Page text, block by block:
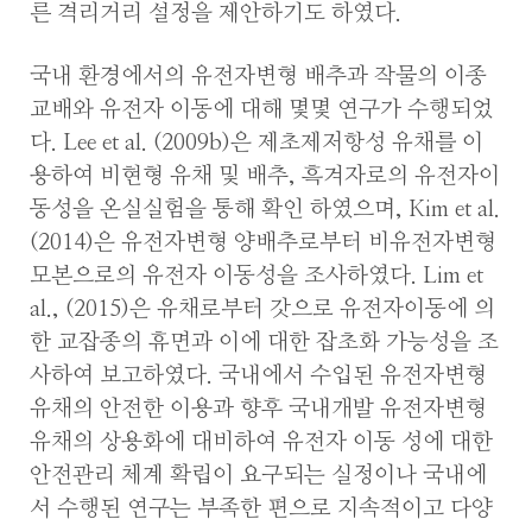
른 격리거리 설정을 제안하기도 하였다.
국내 환경에서의 유전자변형 배추과 작물의 이종
교배와 유전자 이동에 대해 몇몇 연구가 수행되었
다. Lee et al. (2009b)은 제초제저항성 유채를 이
용하여 비현형 유채 및 배추, 흑겨자로의 유전자이
동성을 온실실험을 통해 확인 하였으며, Kim et al.
(2014)은 유전자변형 양배추로부터 비유전자변형
모본으로의 유전자 이동성을 조사하였다. Lim et
al., (2015)은 유채로부터 갓으로 유전자이동에 의
한 교잡종의 휴면과 이에 대한 잡초화 가능성을 조
사하여 보고하였다. 국내에서 수입된 유전자변형
유채의 안전한 이용과 향후 국내개발 유전자변형
유채의 상용화에 대비하여 유전자 이동 성에 대한
안전관리 체계 확립이 요구되는 실정이나 국내에
서 수행된 연구는 부족한 편으로 지속적이고 다양